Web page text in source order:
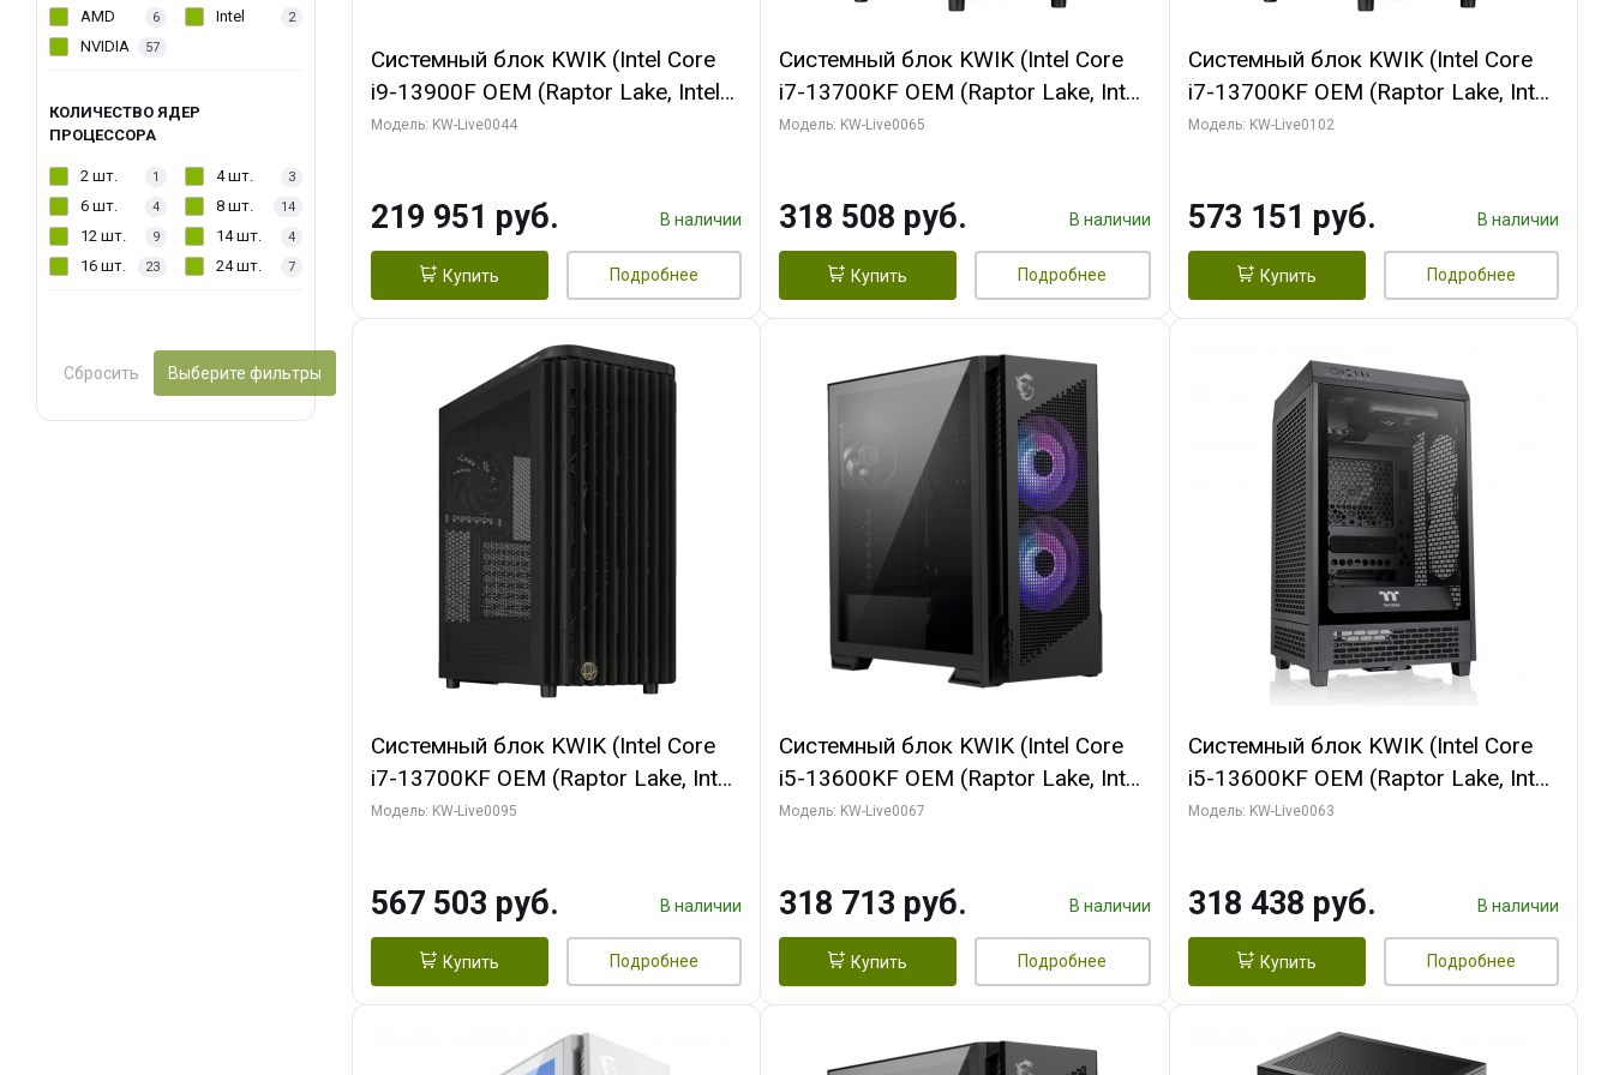
AMD 6 Intel 2
NVIDIA 57
КОЛИЧЕСТВО ЯДЕР
ПРОЦЕССОРА
2 шт. 1 4 шт. 3
6 шт. 4 8 шт. 14
12 шт. 9 14 шт. 4
16 шт. 23 24 шт. 7
Сбросить Выберите фильтры
Системный блок KWIK (Intel Core
i9-13900F OEM (Raptor Lake, Intel
7, Efficient-co/ 32 ГБ ОЗУ (2
HD/ 512 ГБ SSD)
Модель: KW-Live0044
219 951 руб. В наличии
Купить Подробнее
Системный блок KWIK (Intel Core
i7-13700KF OEM (Raptor Lake, Intel
7, C16 8EC/8PC/ 64 ГБ ОЗУ (2
2/ 1 ТБ SSD)
Модель: KW-Live0065
318 508 руб. В наличии
Купить Подробнее
Системный блок KWIK (Intel Core
i7-13700KF OEM (Raptor Lake, Intel
7, C16 8EC/8PC/ 32 ГБ ОЗУ (2
Turbo/ 960 ГБ SSD)
Модель: KW-Live0102
573 151 руб. В наличии
Купить Подробнее
Системный блок KWIK (Intel Core
i7-13700KF OEM (Raptor Lake, Intel
7, C16 8EC/8PC/ 32 ГБ ОЗУ (2
Turbo/ 512 ГБ SSD)
Модель: KW-Live0095
567 503 руб. В наличии
Купить Подробнее
Системный блок KWIK (Intel Core
i5-13600KF OEM (Raptor Lake, Intel
7, C14 8EC/6PC/ 64 ГБ ОЗУ/ Palit
SSD)
Модель: KW-Live0067
318 713 руб. В наличии
Купить Подробнее
Системный блок KWIK (Intel Core
i5-13600KF OEM (Raptor Lake, Intel
7, C14 8EC/6PC/ 64 ГБ ОЗУ/ MSI
SSD)
Модель: KW-Live0063
318 438 руб. В наличии
Купить Подробнее